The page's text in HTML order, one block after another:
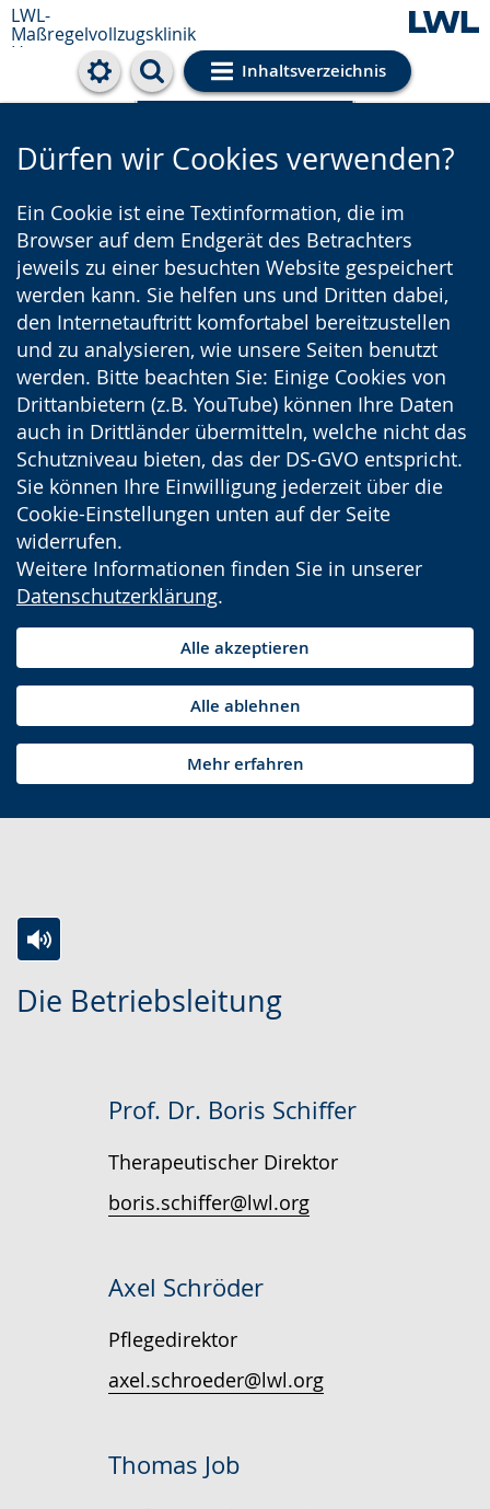
LWL-
Maßregelvollzugsklinik
Herne
Inhaltsverzeichnis
Cookie-Einstellungen
Dürfen wir Cookies verwenden?
Ein Cookie ist eine Textinformation, die im
Browser auf dem Endgerät des Betrachters
jeweils zu einer besuchten Website gespeichert
werden kann. Sie helfen uns und Dritten dabei,
den Internetauftritt komfortabel bereitzustellen
und zu analysieren, wie unsere Seiten benutzt
werden. Bitte beachten Sie: Einige Cookies von
Drittanbietern (z.B. YouTube) können Ihre Daten
auch in Drittländer übermitteln, welche nicht das
Schutzniveau bieten, das der DS-GVO entspricht.
Sie können Ihre Einwilligung jederzeit über die
Cookie-Einstellungen unten auf der Seite
widerrufen.
Weitere Informationen finden Sie in unserer
Datenschutzerklärung.
Alle akzeptieren
Alle ablehnen
Mehr erfahren
Die Betriebsleitung
Leichten
Audio-
Video
GebärdenspracheProf. Dr. Boris Schiffer
Therapeutischer Direktor
boris.schiffer@lwl.org
Axel Schröder
Pflegedirektor
axel.schroeder@lwl.org
Thomas Job